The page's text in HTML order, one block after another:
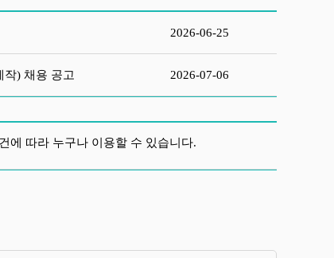
2026-06-25
) 채용 공고 2026-07-06
에 따라 누구나 이용할 수 있습니다.